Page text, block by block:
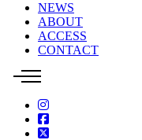
NEWS
ABOUT
ACCESS
CONTACT